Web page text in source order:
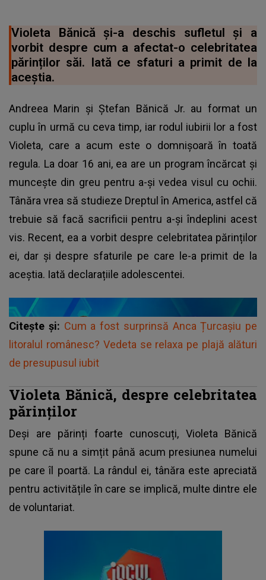
Violeta Bănică și-a deschis sufletul și a
vorbit despre cum a afectat-o celebritatea
părinților săi. Iată ce sfaturi a primit de la
aceștia.
Andreea Marin și Ștefan Bănică Jr. au format un
cuplu în urmă cu ceva timp, iar rodul iubirii lor a fost
Violeta, care a acum este o domnișoară în toată
regula. La doar 16 ani, ea are un program încărcat și
muncește din greu pentru a-și vedea visul cu ochii.
Tânăra vrea să studieze Dreptul în America, astfel că
trebuie să facă sacrificii pentru a-și îndeplini acest
vis. Recent, ea a vorbit despre celebritatea părinților
ei, dar și despre sfaturile pe care le-a primit de la
aceștia. Iată declarațiile adolescentei.
Citește și: Cum a fost surprinsă Anca Țurcașiu pe
litoralul românesc? Vedeta se relaxa pe plajă alături
de presupusul iubit
Violeta Bănică, despre celebritatea
părinților
Deși are părinți foarte cunoscuți, Violeta Bănică
spune că nu a simțit până acum presiunea numelui
pe care îl poartă. La rândul ei, tânăra este apreciată
pentru activitățile în care se implică, multe dintre ele
de voluntariat.